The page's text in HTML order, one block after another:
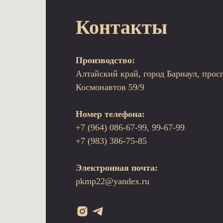
Контакты
Производство:
Алтайский край, город Барнаул,
Космонавтов 59/9
Номер телефона:
+7 (964) 086-67-99, 99-67-99
+7 (983) 386-75-85
Электронная почта:
pkmp22@yandex.ru